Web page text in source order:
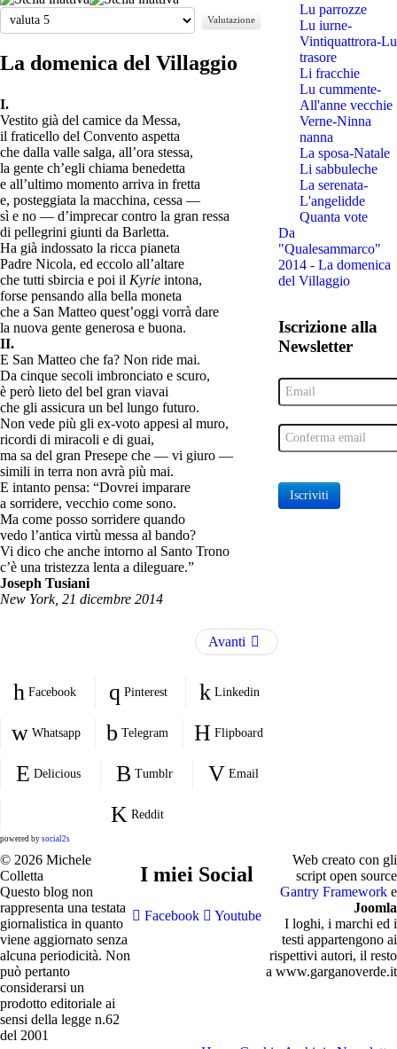
Valuta
La domenica del Villaggio
I.
Vestito già del camice da Messa,
il fraticello del Convento aspetta
che dalla valle salga, all’ora stessa,
la gente ch’egli chiama benedetta
e all’ultimo momento arriva in fretta
e, posteggiata la macchina, cessa —
sì e no — d’imprecar contro la gran ressa
di pellegrini giunti da Barletta.
Ha già indossato la ricca pianeta
Padre Nicola, ed eccolo all’altare
che tutti sbircia e poi il Kyrie intona,
forse pensando alla bella moneta
che a San Matteo quest’oggi vorrà dare
la nuova gente generosa e buona.
II.
E San Matteo che fa? Non ride mai.
Da cinque secoli imbronciato e scuro,
è però lieto del bel gran viavai
che gli assicura un bel lungo futuro.
Non vede più gli ex-voto appesi al muro,
ricordi di miracoli e di guai,
ma sa del gran Presepe che — vi giuro —
simili in terra non avrà più mai.
E intanto pensa: “Dovrei imparare
a sorridere, vecchio come sono.
Ma come posso sorridere quando
vedo l’antica virtù messa al bando?
Vi dico che anche intorno al Santo Trono
c’è una tristezza lenta a dileguare.”
Joseph Tusiani
New York, 21 dicembre 2014
Avanti
Facebook Pinterest Linkedin
Whatsapp Telegram Flipboard
Delicious Tumblr Email
Reddit
powered by social2s
Lu parrozze
Lu iurne-
Vintiquattrora-Lu
trasore
Li fracchie
Lu cummente-
All'anne vecchie
Verne-Ninna
nanna
La sposa-Natale
Li sabbuleche
La serenata-
L'angelidde
Quanta vote
Da
"Qualesammarco"
2014 - La domenica
del Villaggio
Iscrizione alla
Newsletter
Iscriviti
© 2026 Michele
Colletta
Questo blog non
rappresenta una testata
giornalistica in quanto
viene aggiornato senza
alcuna periodicità. Non
può pertanto
considerarsi un
prodotto editoriale ai
sensi della legge n.62
del 2001
I miei Social
Facebook Youtube
Web creato con gli
script open source
Gantry Frameworke
Joomla
I loghi, i marchi ed i
testi appartengono ai
rispettivi autori, il resto
a www.garganoverde.it